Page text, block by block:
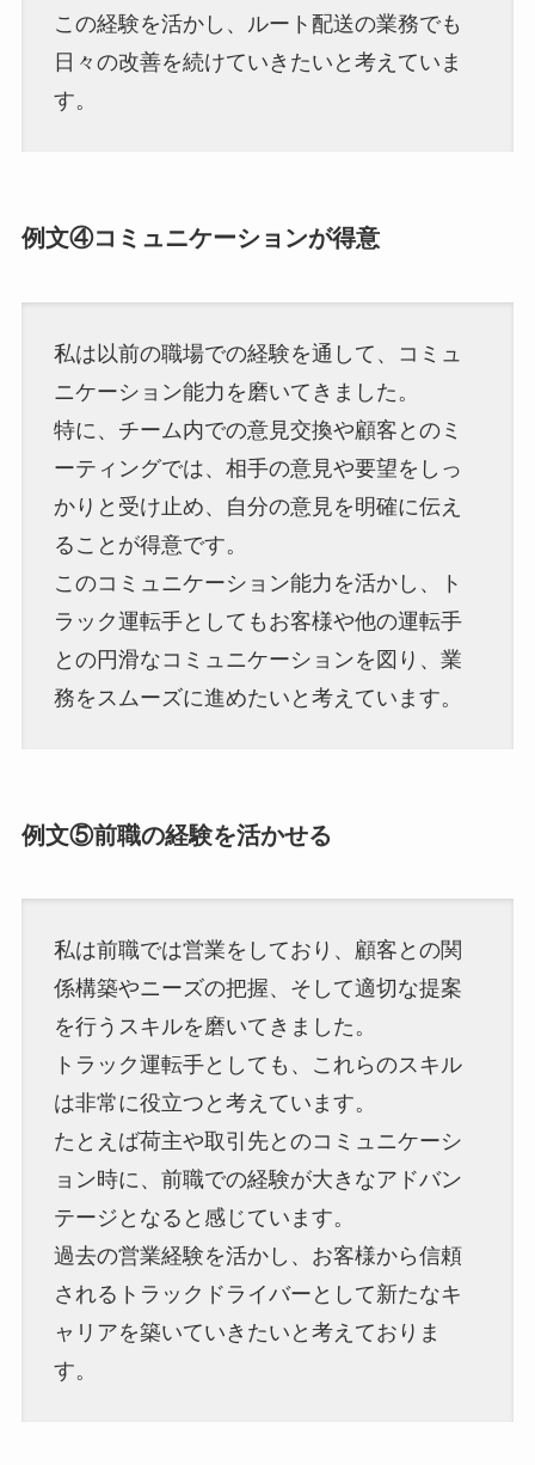
この経験を活かし、ルート配送の業務でも
日々の改善を続けていきたいと考えていま
す。
例文④コミュニケーションが得意
私は以前の職場での経験を通して、コミュ
ニケーション能力を磨いてきました。
特に、チーム内での意見交換や顧客とのミ
ーティングでは、相手の意見や要望をしっ
かりと受け止め、自分の意見を明確に伝え
ることが得意です。
このコミュニケーション能力を活かし、ト
ラック運転手としてもお客様や他の運転手
との円滑なコミュニケーションを図り、業
務をスムーズに進めたいと考えています。
例文⑤前職の経験を活かせる
私は前職では営業をしており、顧客との関
係構築やニーズの把握、そして適切な提案
を行うスキルを磨いてきました。
トラック運転手としても、これらのスキル
は非常に役立つと考えています。
たとえば荷主や取引先とのコミュニケーシ
ョン時に、前職での経験が大きなアドバン
テージとなると感じています。
過去の営業経験を活かし、お客様から信頼
されるトラックドライバーとして新たなキ
ャリアを築いていきたいと考えておりま
す。